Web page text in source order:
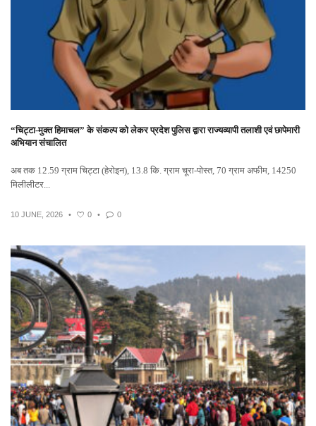
“चिट्टा-मुक्त हिमाचल” के संकल्प को लेकर प्रदेश पुलिस द्वारा राज्यव्यापी तलाशी एवं छापेमारी
अभियान संचालित
अब तक 12.59 ग्राम चिट्टा (हेरोइन), 13.8 कि. ग्राम चूरा-पोस्त, 70 ग्राम अफीम, 14250
मिलीलीटर...
10 JUNE, 2026 • 0 • 0